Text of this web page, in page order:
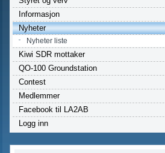
Informasjon
Nyheter
Nyheter liste
Kiwi SDR mottaker
QO-100 Groundstation
Contest
Medlemmer
Facebook til LA2AB
Logg inn